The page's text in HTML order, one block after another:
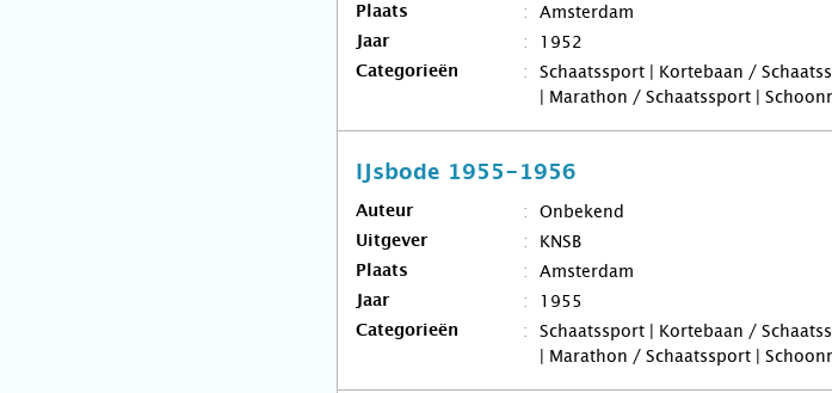
Plaats Amsterdam
Jaar 1952
Categorieën
Schaatssport | Kortebaan /
| Marathon / Schaatssport |
IJsbode 1955-1956
Auteur Onbekend
Uitgever KNSB
Plaats Amsterdam
Jaar 1955
Categorieën
Schaatssport | Kortebaan /
| Marathon / Schaatssport |